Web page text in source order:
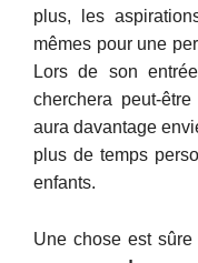
plus, les
mêmes pour une
Lors de son
cherchera peut-
aura davantage
plus de temps
enfants.
Une chose est